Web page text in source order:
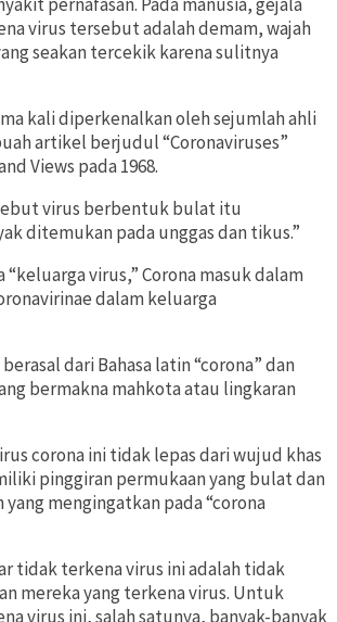
virus tersebut adalah demam, wajah
seakan tercekik karena sulitnya
kali diperkenalkan oleh sejumlah ahli
artikel berjudul “Coronaviruses”
Views pada 1968.
virus berbentuk bulat itu
ditemukan pada unggas dan tikus.”
virus,” Corona masuk dalam
dalam keluarga
dari Bahasa latin “corona” dan
bermakna mahkota atau lingkaran
corona ini tidak lepas dari wujud khas
pinggiran permukaan yang bulat dan
mengingatkan pada “corona
tidak terkena virus ini adalah tidak
mereka yang terkena virus. Untuk
virus ini, salah satunya, banyak-banyak